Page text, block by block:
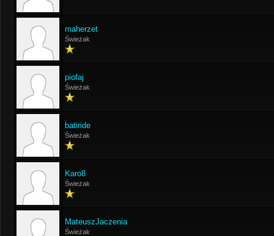
maherzet
Świeżak
piofaj
Świeżak
batiride
Świeżak
Karo8
Świeżak
MateuszJaczenia
Świeżak